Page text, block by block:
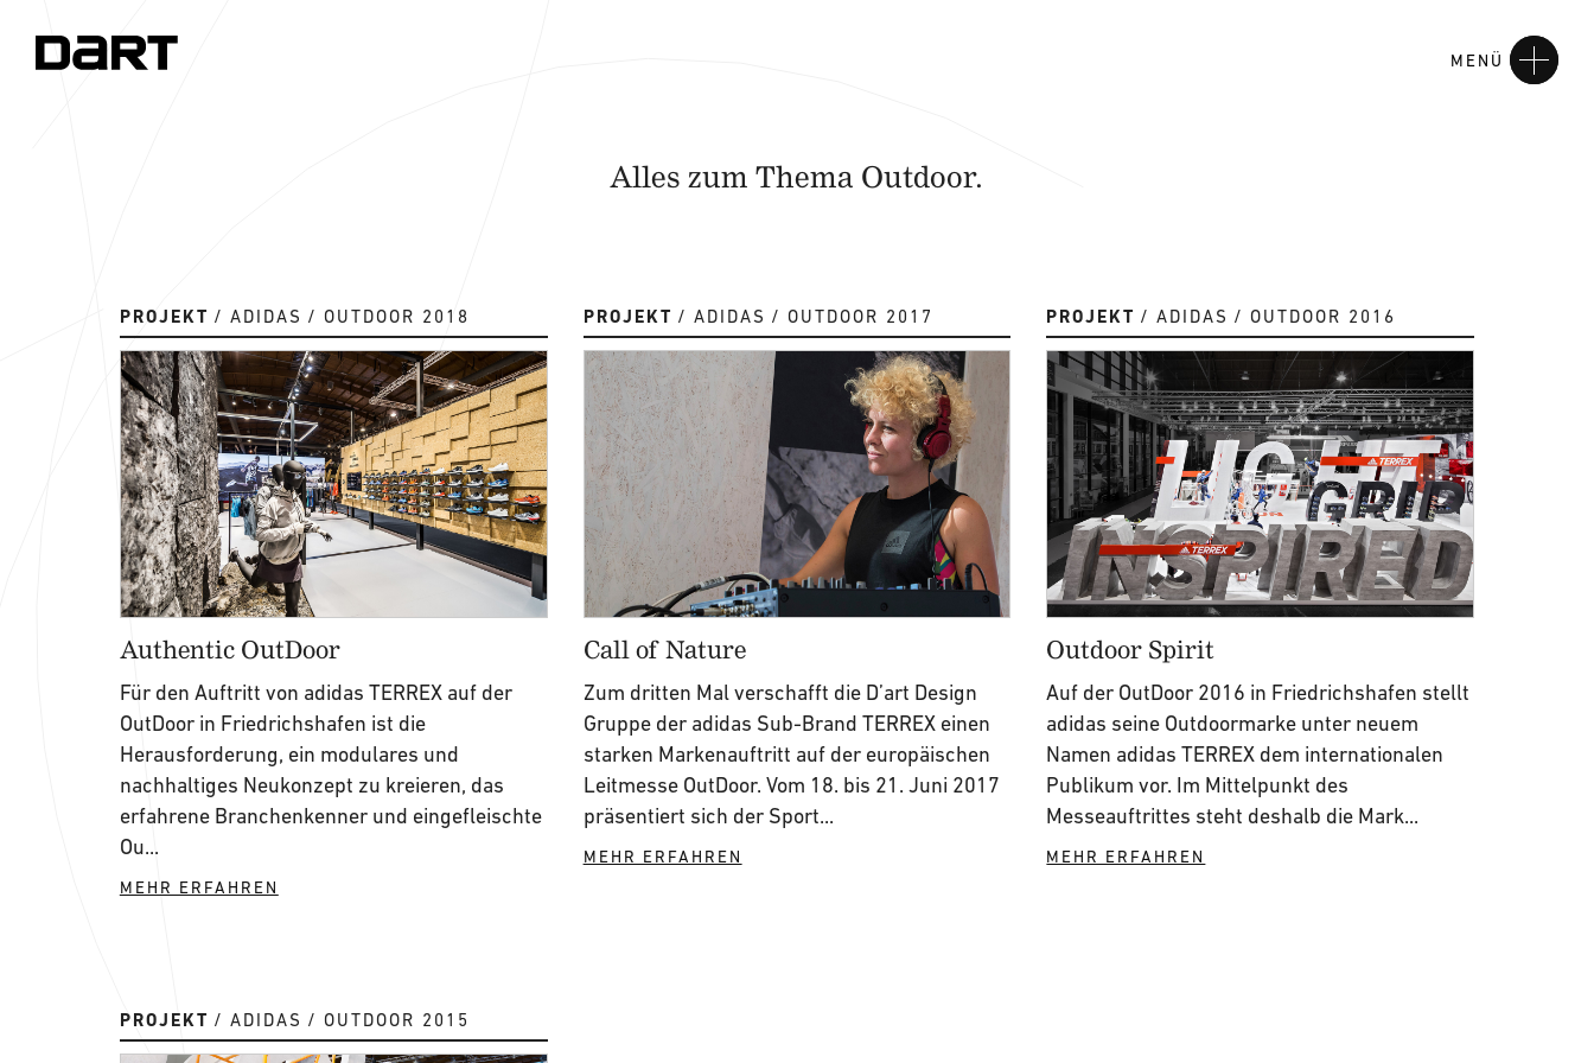
MENÜ
Alles zum Thema Outdoor.
PROJEKT ADIDAS OUTDOOR 2018
Authentic OutDoor
Für den Auftritt von adidas TERREX auf der
OutDoor in Friedrichshafen ist die
Herausforderung, ein modulares und
nachhaltiges Neukonzept zu kreieren, das
erfahrene Branchenkenner und eingefleischte
Ou...
MEHR ERFAHREN
PROJEKT ADIDAS OUTDOOR 2017
Call of Nature
Zum dritten Mal verschafft die D’art Design
Gruppe der adidas Sub-Brand TERREX einen
starken Markenauftritt auf der europäischen
Leitmesse OutDoor. Vom 18. bis 21. Juni 2017
präsentiert sich der Sport...
MEHR ERFAHREN
PROJEKT ADIDAS OUTDOOR 2016
Outdoor Spirit
Auf der OutDoor 2016 in Friedrichshafen stellt
adidas seine Outdoormarke unter neuem
Namen adidas TERREX dem internationalen
Publikum vor. Im Mittelpunkt des
Messeauftrittes steht deshalb die Mark...
MEHR ERFAHREN
PROJEKT ADIDAS OUTDOOR 2015